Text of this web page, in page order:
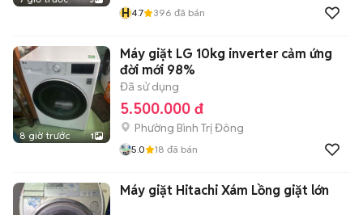
H4.7 396 đã bán
8 giờ trước 1
Máy giặt LG 10kg inverter cảm ứng
đời mới 98%
Đã sử dụng
5.500.000 đ
Phường Bình Trị Đông
5.0 18 đã bán
Máy giặt Hitachi Xám Lồng giặt lớn